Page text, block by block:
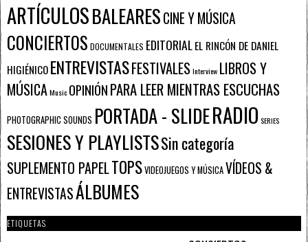
ARTÍCULOSBALEARESCINE Y MÚSICA
CONCIERTOS DOCUMENTALES EDITORIALEL RINCÓN DE DANIEL
HIGIÉNICOENTREVISTASFESTIVALESInterview LIBROS Y
MÚSICAMusic OPINIÓNPARA LEER MIENTRAS ESCUCHAS
PHOTOGRAPHIC SOUNDS PORTADA - SLIDERADIO SERIES
SESIONES Y PLAYLISTSSin categoría
SUPLEMENTO PAPELTOPSVIDEOJUEGOS Y MÚSICAVÍDEOS &
ENTREVISTASÁLBUMES
ETIQUETAS